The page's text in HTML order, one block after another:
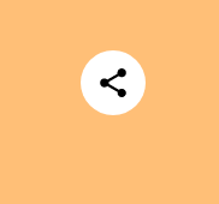
Teilen